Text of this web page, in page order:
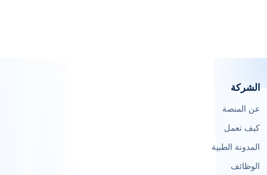
الشركة
عن المنصة
كيف تعمل
المدونة الطبية
الوظائف